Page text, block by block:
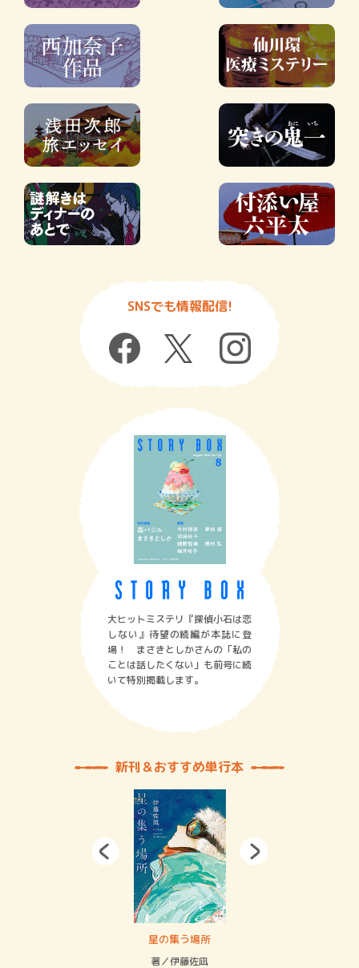
SNSでも情報配信!
大ヒットミステリ『探偵小石は恋
しない』待望の続編が本誌に登
場！ まさきとしかさんの「私の
ことは話したくない」も前号に続
いて特別掲載します。
新刊＆おすすめ単行本
星の集う場所
著／伊藤佐凪